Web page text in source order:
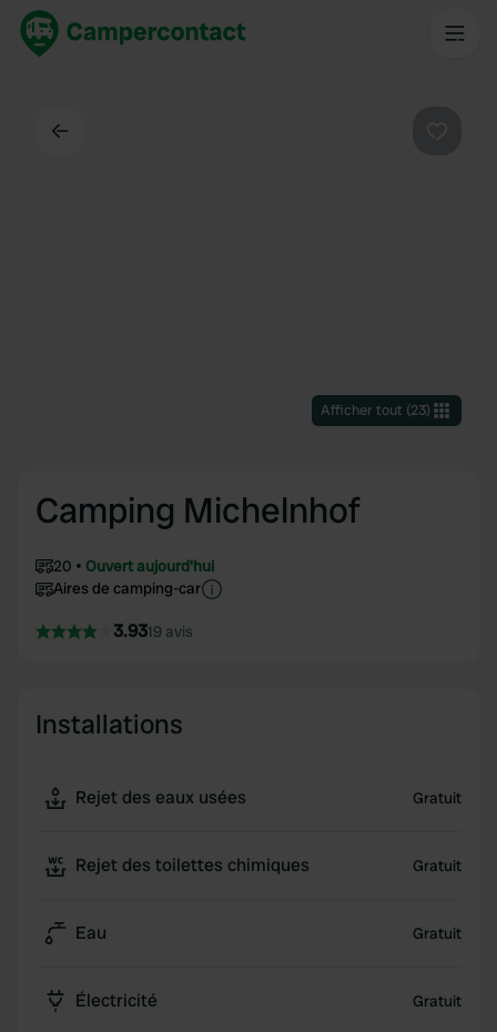
Afficher tout(23)
Camping Michelnhof
20
Ouvert aujourd'hui
Aires de camping-car
3.9319 avis
Installations
Rejet des eaux usées Gratuit
Rejet des toilettes chimiques Gratuit
Eau Gratuit
Électricité Gratuit